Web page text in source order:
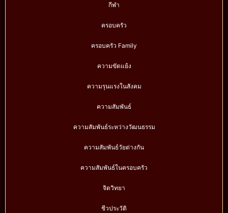
กีฬา
ครอบครัว
ครอบครัว Family
ความขัดแย้ง
ความรุนแรงในสังคม
ความสัมพันธ์
ความสัมพันธ์ระหว่างวัฒนธรรม
ความสัมพันธ์วัยต่างกัน
ความสัมพันธ์ในครอบครัว
จิตวิทยา
ชีวประวัติ